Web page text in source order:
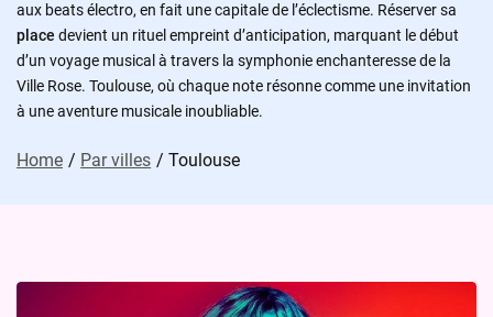
aux beats électro, en fait une capitale de l’éclectisme. Réserver sa
place devient un rituel empreint d’anticipation, marquant le début
d’un voyage musical à travers la symphonie enchanteresse de la
Ville Rose. Toulouse, où chaque note résonne comme une invitation
à une aventure musicale inoubliable.
Home Par villes Toulouse